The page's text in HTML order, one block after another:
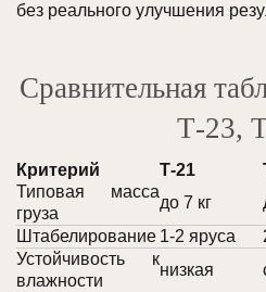
без реального улучшения
Сравнительная
Т-23,
Критерий Т-21
Типовая масса
груза
до 7 кг
Штабелирование 1-2 яруса
Устойчивость к
влажности
низкая